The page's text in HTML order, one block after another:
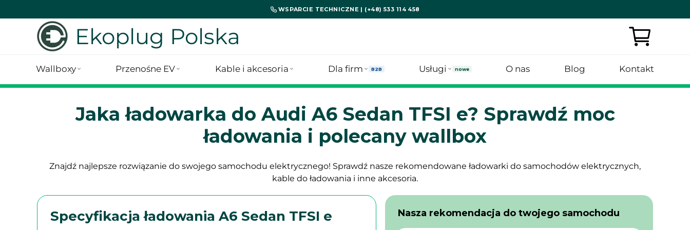
Wallboxy Przenośne EV Kable i akcesoria Dla firm B2B Usługi nowe O nas Blog Kontakt
WSPARCIE TECHNICZNE | (+48) 533 114 458
Ekoplug Polska
Specyfikacja ładowania A6 Sedan TFSI e Nasza rekomendacja do twojego samochodu
Znajdź najlepsze rozwiązanie do swojego samochodu elektrycznego! Sprawdź nasze rekomendowane ładowarki do samochodów elektrycznych,
kable do ładowania i inne akcesoria.
Jaka ładowarka do Audi A6 Sedan TFSI e? Sprawdź moc
ładowania i polecany wallbox